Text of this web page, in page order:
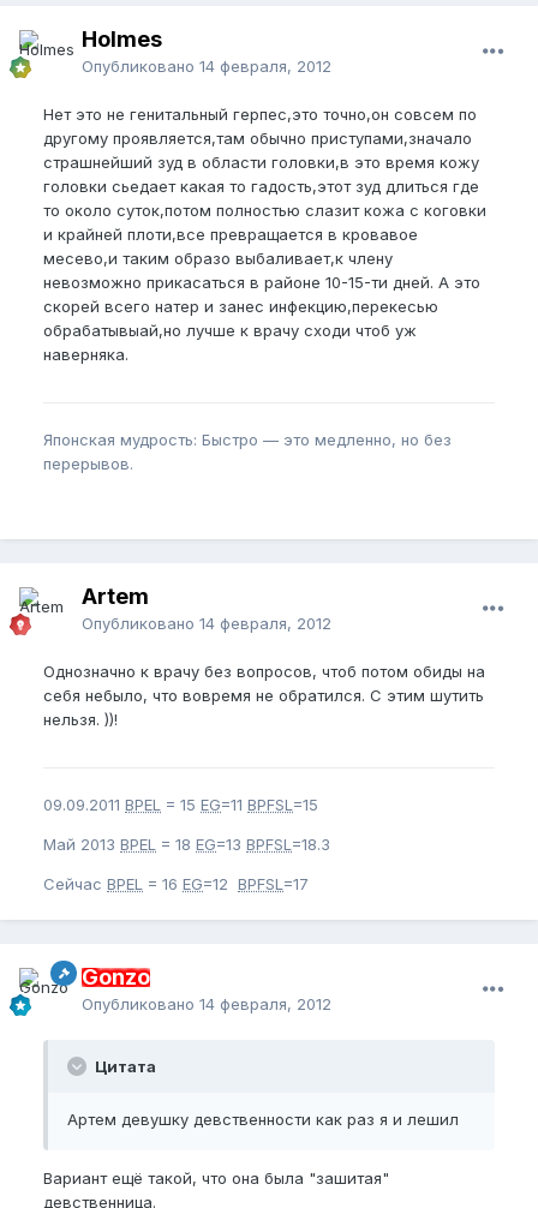
Holmes
Опубликовано 14 февраля, 2012
Нет это не генитальный герпес,это точно,он совсем по
другому проявляется,там обычно приступами,значало
страшнейший зуд в области головки,в это время кожу
головки сьедает какая то гадость,этот зуд длиться где
то около суток,потом полностью слазит кожа с коговки
и крайней плоти,все превращается в кровавое
месево,и таким образо выбаливает,к члену
невозможно прикасаться в районе 10-15-ти дней. А это
скорей всего натер и занес инфекцию,перекесью
обрабатывыай,но лучше к врачу сходи чтоб уж
наверняка.
Японская мудрость: Быстро — это медленно, но без
перерывов.
Artem
Опубликовано 14 февраля, 2012
Однозначно к врачу без вопросов, чтоб потом обиды на
себя небыло, что вовремя не обратился. С этим шутить
нельзя. ))!
09.09.2011 BPEL = 15 EG=11 BPFSL =15
Май 2013 BPEL = 18 EG=13 BPFSL =18.3
Сейчас BPEL = 16 EG=12 BPFSL =17
Gonzo
Опубликовано 14 февраля, 2012
Цитата
Артем девушку девственности как раз я и лешил
Вариант ещё такой, что она была "зашитая"
девственница.